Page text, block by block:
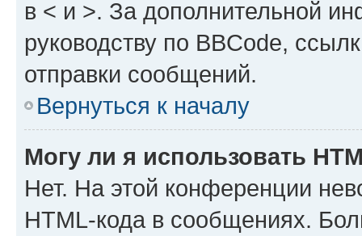
в < и >. За дополнительной
руководству по BBCode,
отправки сообщений.
Вернуться к началу
Могу ли я использовать
Нет. На этой конференции
HTML-кода в сообщениях.